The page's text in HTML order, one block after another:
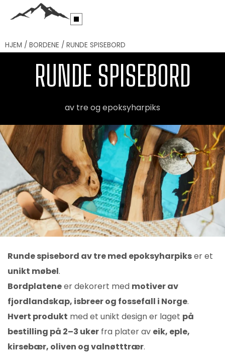
HJEM / BORDENE / RUNDE SPISEBORD
RUNDE SPISEBORD
av tre og epoksyharpiks
Runde spisebord av tre med epoksyharpikser et
unikt møbel.
Bordplateneer dekorert med motiver av
fjordlandskap, isbreer og fossefall i Norge.
Hvert produkt med et unikt design er laget på
bestilling på 2–3 uker fra plater av eik, eple,
kirsebær, oliven og valnøtttrær.